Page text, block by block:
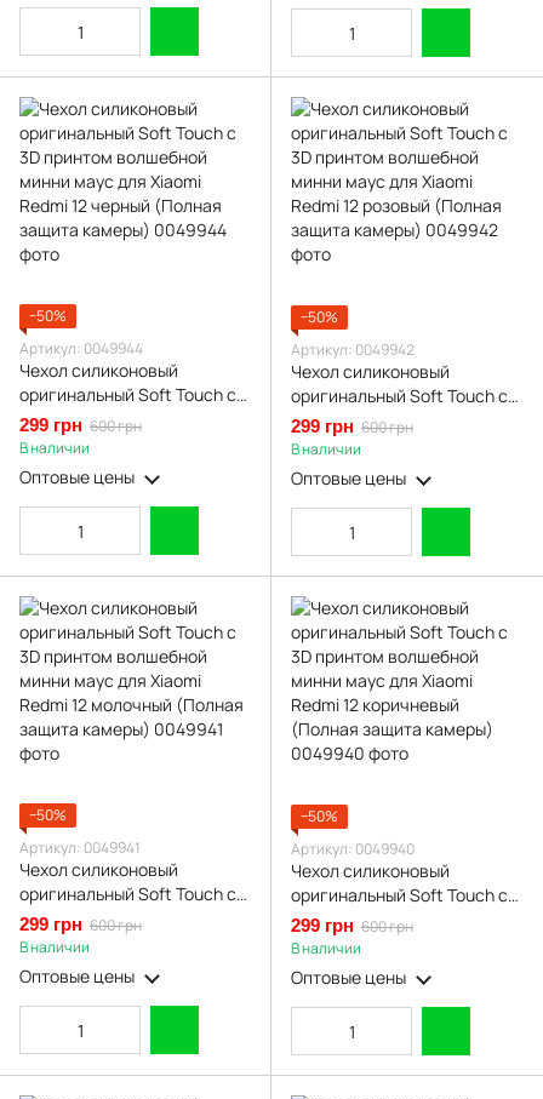
−50%
Артикул: 0049944
Чехол силиконовый
оригинальный Soft Touch с
3D принтом волшебной
минни маус для Xiaomi
Redmi 12 черный (Полная
защита камеры)
299 грн 600 грн
В наличии
Оптовые цены
−50%
Артикул: 0049942
Чехол силиконовый
оригинальный Soft Touch с
3D принтом волшебной
минни маус для Xiaomi
Redmi 12 розовый (Полная
защита камеры)
299 грн 600 грн
В наличии
Оптовые цены
−50%
Артикул: 0049941
Чехол силиконовый
оригинальный Soft Touch с
3D принтом волшебной
минни маус для Xiaomi
Redmi 12 молочный (Полная
защита камеры)
299 грн 600 грн
В наличии
Оптовые цены
−50%
Артикул: 0049940
Чехол силиконовый
оригинальный Soft Touch с
3D принтом волшебной
минни маус для Xiaomi
Redmi 12 коричневый
(Полная защита камеры)
299 грн 600 грн
В наличии
Оптовые цены